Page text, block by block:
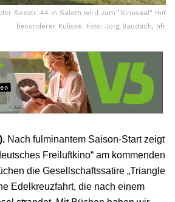
Seestr. 44 in Salem wird zum "Kinosaal" mit
besonderer Kulisse. Foto: Jörg Baudach, hfr
Nach fulminantem Saison-Start zeigt
Freiluftkino“ am kommenden
die Gesellschaftssatire „Triangle
Edelkreuzfahrt, die nach einem